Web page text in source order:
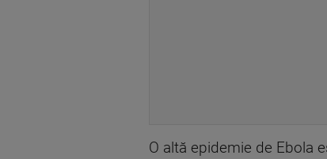
O altă epidemie de Ebola